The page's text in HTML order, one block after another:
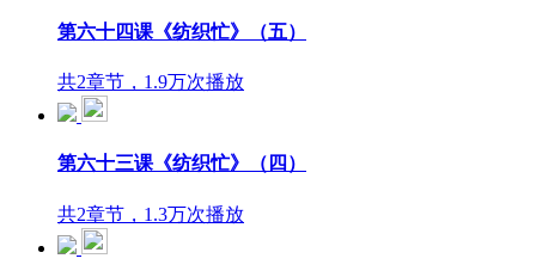
第六十四课《纺织忙》（五）
共2章节，1.9万次播放
第六十三课《纺织忙》（四）
共2章节，1.3万次播放